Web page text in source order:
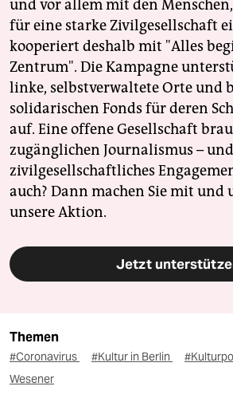
und vor allem mit den
für eine starke Zivilgesellschaft
kooperiert deshalb mit "Alles
Zentrum". Die Kampagne
linke, selbstverwaltete Orte und
solidarischen Fonds für deren
auf. Eine offene Gesellschaft
zugänglichen Journalismus – und
zivilgesellschaftliches
auch? Dann machen Sie mit und
unsere Aktion.
Jetzt
Themen
#Coronavirus #Kultur in Berlin
Wesener